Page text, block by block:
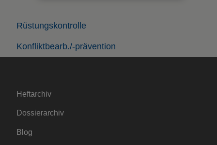
Konfliktbearb./-prävention
Rüstungskontrolle
Heftarchiv
Dossierarchiv
Blog